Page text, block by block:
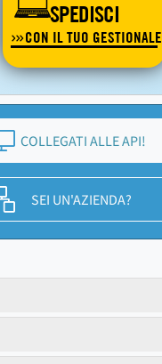
SPEDISCI
CON IL TUO GESTIONALE
COLLEGATI ALLE API!
SEI UN'AZIENDA?